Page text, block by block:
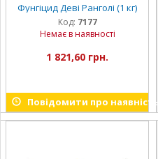
Фунгіцид Деві Ранголі (1 кг)
Код: 7177
Немає в наявності
1 821,60 грн.
Повідомити про наявність